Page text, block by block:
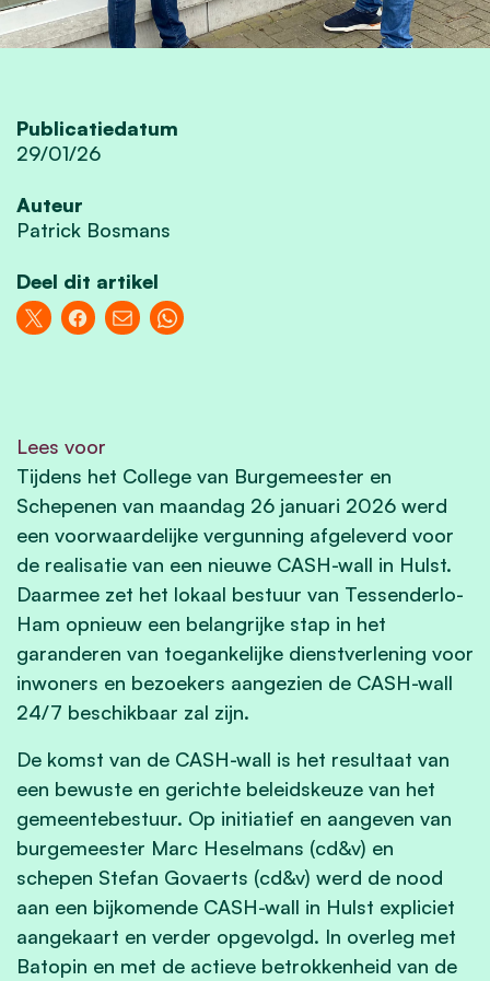
Publicatiedatum
29/01/26
Auteur
Patrick Bosmans
Deel dit artikel
Lees voor
Tijdens het College van Burgemeester en
Schepenen van maandag 26 januari 2026 werd
een voorwaardelijke vergunning afgeleverd voor
de realisatie van een nieuwe CASH-wall in Hulst.
Daarmee zet het lokaal bestuur van Tessenderlo-
Ham opnieuw een belangrijke stap in het
garanderen van toegankelijke dienstverlening voor
inwoners en bezoekers aangezien de CASH-wall
24/7 beschikbaar zal zijn.
De komst van de CASH-wall is het resultaat van
een bewuste en gerichte beleidskeuze van het
gemeentebestuur. Op initiatief en aangeven van
burgemeester Marc Heselmans (cd&v) en
schepen Stefan Govaerts (cd&v) werd de nood
aan een bijkomende CASH-wall in Hulst expliciet
aangekaart en verder opgevolgd. In overleg met
Batopin en met de actieve betrokkenheid van de